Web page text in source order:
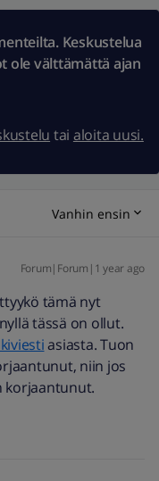
Keskustelua
ole välttämättä ajan
tai aloita uusi.
Vanhin ensin
Forum|Forum|1 year ago
tämä nyt
tässä on ollut.
asiasta. Tuon
niin jos
korjaantunut.